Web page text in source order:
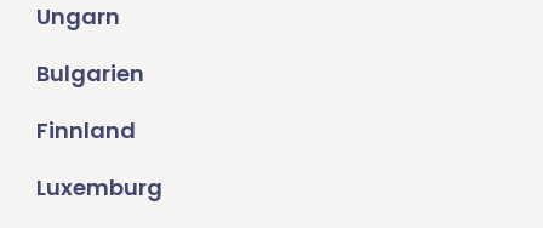
Ungarn
Bulgarien
Finnland
Luxemburg